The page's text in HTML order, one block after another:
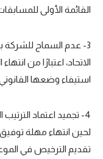
القائمة الأولى
3- عدم السماح
الاتحاد، اعتبارًا من
استيفاء وضعها القانوني
4- تجميد اعتماد
تقديم الترخيص في